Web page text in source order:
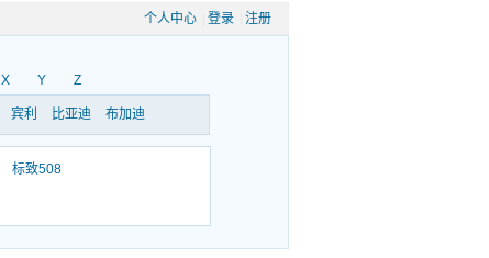
个人中心 登录 注册
X Y Z
宾利 比亚迪 布加迪
标致508